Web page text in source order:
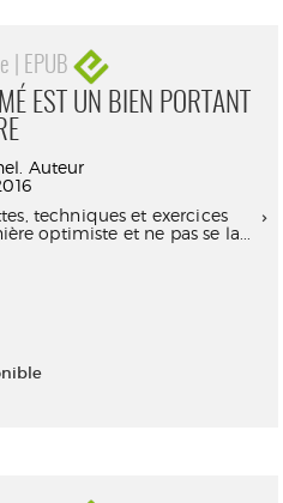
| EPUB
EST UN BIEN PORTANT
Auteur
techniques et exercices
optimiste et ne pas se la...